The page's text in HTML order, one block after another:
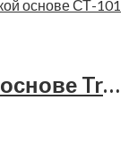
Стельки на полужесткой основе Trives, СТ-101